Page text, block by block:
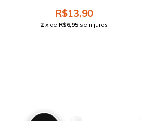
R$13,90
2 x de R$6,95 sem juros